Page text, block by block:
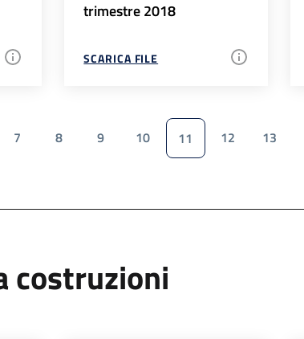
trimestre 2018
SCARICA FILE
7 8 9 10 11 12 13
costruzioni